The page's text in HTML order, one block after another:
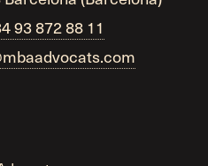
93 872 88 11